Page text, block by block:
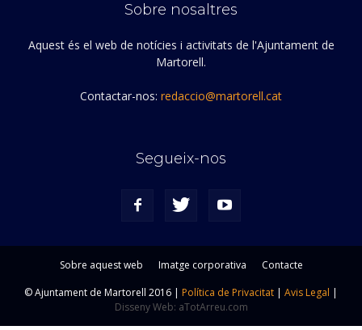
Sobre nosaltres
Aquest és el web de notícies i activitats de l'Ajuntament de
Martorell.
Contactar-nos: redaccio@martorell.cat
Segueix-nos
Sobre aquest web Imatge corporativa
Contacte
© Ajuntament de Martorell 2016 | Política de Privacitat | Avis Legal |
Disseny Web: aTotArreu.com